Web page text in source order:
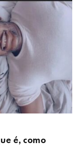
é, como